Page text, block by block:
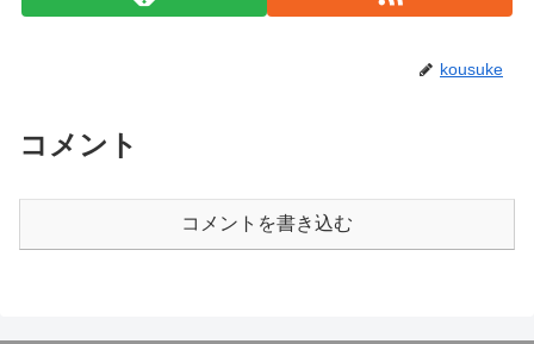
kousuke
コメント
コメントを書き込む